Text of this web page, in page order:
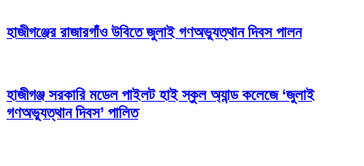
হাজীগঞ্জের রাজারগাঁও উবিতে জুলাই গণঅভ্যুত্থান দিবস পালন
হাজীগঞ্জ সরকারি মডেল পাইলট হাই স্কুল অ্যান্ড কলেজে ‘জুলাই
গণঅভ্যুত্থান দিবস’ পালিত